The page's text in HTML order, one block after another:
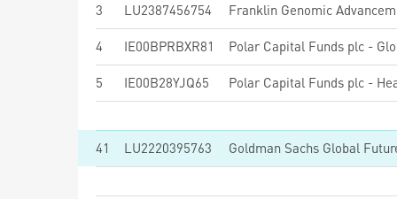
3 LU2387456754 Franklin Genomic
4 IE00BPRBXR81
5 IE00B28YJQ65
41 LU2220395763